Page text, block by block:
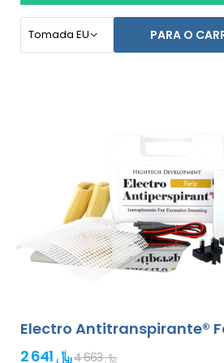
com sucesso e por muito tempo.
PARA O
Electro Antitranspirante®
2 641 ﷼
4 663 ﷼